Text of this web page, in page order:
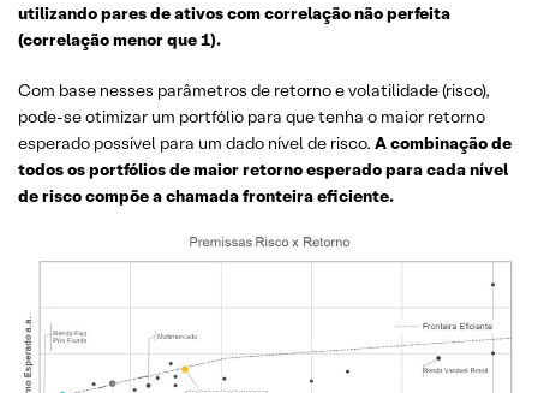
utilizando pares de ativos com correlação não perfeita
(correlação menor que 1).
Com base nesses parâmetros de retorno e volatilidade (risco),
pode-se otimizar um portfólio para que tenha o maior retorno
esperado possível para um dado nível de risco. A combinação de
todos os portfólios de maior retorno esperado para cada nível
de risco compõe a chamada fronteira eficiente.